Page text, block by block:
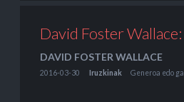
David Foster
DAVID FOSTER WALLACE
2016-03-30 Iruzkinak Generoa edo